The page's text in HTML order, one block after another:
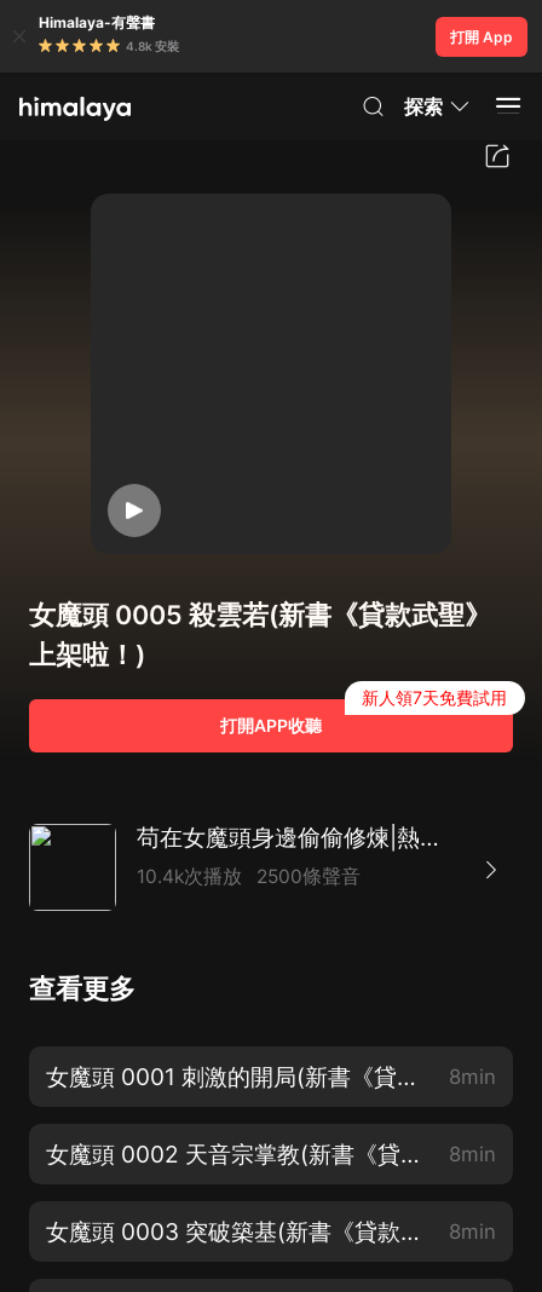
Himalaya-有聲書
4.8k 安裝
打開 App
探索
女魔頭 0005 殺雲若(新書《貸款武聖》
上架啦！)
打開APP收聽
新人領7天免費試用
苟在女魔頭身邊偷偷修煉|熱血爽文|玄幻修仙|爆笑穿越|腦洞系統|多人有聲劇
10.4k次播放 2500條聲音
查看更多
女魔頭 0001 刺激的開局(新書《貸款武聖》上架啦！) 8min
女魔頭 0002 天音宗掌教(新書《貸款武聖》上架啦！) 8min
女魔頭 0003 突破築基(新書《貸款武聖》上架啦！) 8min